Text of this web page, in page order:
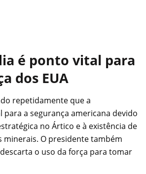
é ponto vital para
dos EUA
repetidamente que a
para a segurança americana devido
no Ártico e à existência de
minerais. O presidente também
o uso da força para tomar